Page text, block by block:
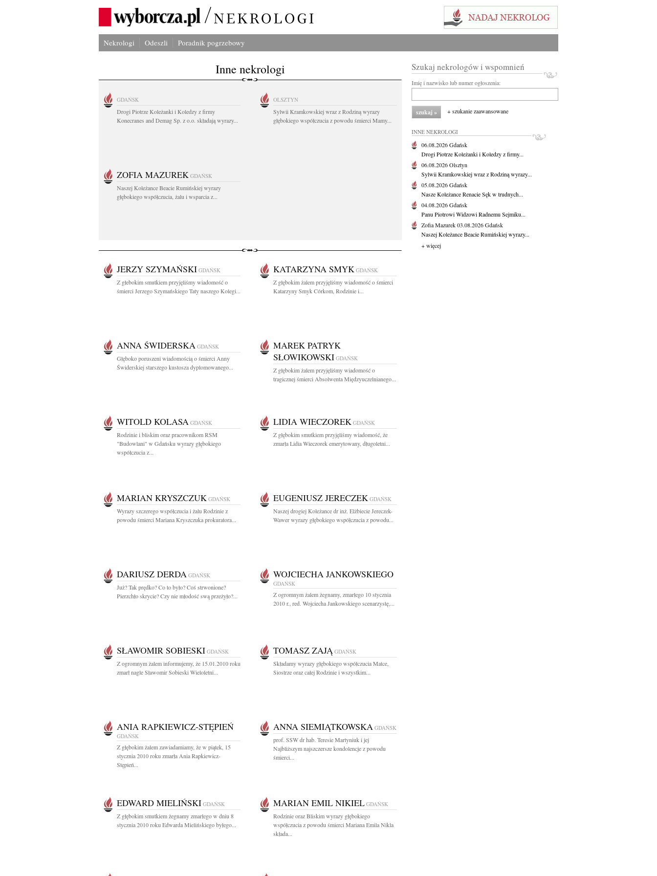
Nekrologi Odeszli Poradnik pogrzebowy
Inne nekrologi
GDAŃSK
Drogi Piotrze Koleżanki i Koledzy z firmy
Konecranes and Demag Sp. z o.o. składają wyrazy...
OLSZTYN
Sylwii Kramkowskiej wraz z Rodziną wyrazy
głębokiego współczucia z powodu śmierci Mamy...
ZOFIA MAZUREK GDAŃSK
Naszej Koleżance Beacie Rumińskiej wyrazy
głębokiego współczucia, żalu i wsparcia z...
JERZY SZYMAŃSKI GDAŃSK
Z głebokim smutkiem przyjęliśmy wiadomość o
śmierci Jerzego Szymańskiego Taty naszego Kolegi...
KATARZYNA SMYK GDAŃSK
Z głębokim żalem przyjęliśmy wiadomość o śmierci
Katarzyny Smyk Córkom, Rodzinie i...
ANNA ŚWIDERSKA GDAŃSK
Głęboko poruszeni wiadomością o śmierci Anny
Świderskiej starszego kustosza dyplomowanego...
MAREK PATRYK
SŁOWIKOWSKI GDAŃSK
Z głębokim żalem przyjęliśmy wiadomość o
tragicznej śmierci Absolwenta Międzyuczelnianego...
WITOLD KOLASA GDAŃSK
Rodzinie i bliskim oraz pracownikom RSM
"Budowlani" w Gdańsku wyrazy głębokiego
współczucia z...
LIDIA WIECZOREK GDAŃSK
Z głębokim smutkiem przyjęliśmy wiadomość, że
zmarła Lidia Wieczorek emerytowany, długoletni...
MARIAN KRYSZCZUK GDAŃSK
Wyrazy szczerego współczucia i żalu Rodzinie z
powodu śmierci Mariana Kryszczuka prokuratora...
EUGENIUSZ JERECZEK GDAŃSK
Naszej drogiej Koleżance dr inż. Elżbiecie Jereczek-
Wawer wyrazy głębokiego współczucia z powodu...
DARIUSZ DERDA GDAŃSK
Już? Tak prędko? Co to było? Coś strwonione?
Pierzchło skrycie? Czy nie młodość swą przeżyło?...
WOJCIECHA JANKOWSKIEGO
GDAŃSK
Z ogromnym żalem żegnamy, zmarłego 10 stycznia
2010 r., red. Wojciecha Jankowskiego scenarzystę,...
SŁAWOMIR SOBIESKI GDAŃSK
Z ogromnym żalem informujemy, że 15.01.2010 roku
zmarł nagle Sławomir Sobieski Wieloletni...
TOMASZ ZAJĄ GDAŃSK
Składamy wyrazy głębokiego współczucia Matce,
Siostrze oraz całej Rodzinie i wszystkim...
ANIA RAPKIEWICZ-STĘPIEŃ
GDAŃSK
Z głębokim żalem zawiadamiamy, że w piątek, 15
stycznia 2010 roku zmarła Ania Rapkiewicz-
Stępień...
ANNA SIEMIĄTKOWSKA GDAŃSK
prof. SSW dr hab. Teresie Martyniuk i jej
Najbliższym najszczersze kondolencje z powodu
śmierci...
EDWARD MIELIŃSKI GDAŃSK
Z głębokim smutkiem żegnamy zmarłego w dniu 8
stycznia 2010 roku Edwarda Mielińskiego byłego...
MARIAN EMIL NIKIEL GDAŃSK
Rodzinie oraz Bliskim wyrazy głębokiego
współczucia z powodu śmierci Mariana Emila Nikla
składa...
Szukaj nekrologów i wspomnień
Imię i nazwisko lub numer ogłoszenia:
+ szukanie zaawansowane
INNE NEKROLOGI
06.08.2026Gdańsk
Drogi Piotrze Koleżanki i Koledzy z firmy...
06.08.2026Olsztyn
Sylwii Kramkowskiej wraz z Rodziną wyrazy...
05.08.2026Gdańsk
Nasze Koleżance Renacie Sęk w trudnych...
04.08.2026Gdańsk
Panu Piotrowi Widzowi Radnemu Sejmiku...
Zofia Mazurek03.08.2026Gdańsk
Naszej Koleżance Beacie Rumińskiej wyrazy...
+ więcej